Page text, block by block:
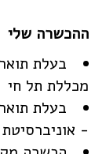
מכללת תל חי
בעלת
-